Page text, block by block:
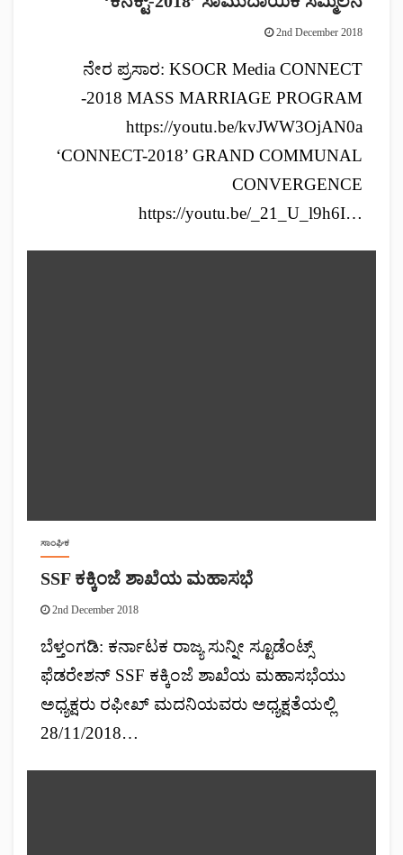
2nd December 2018
ನೇರ ಪ್ರಸಾರ: KSOCR Media CONNECT
-2018 MASS MARRIAGE PROGRAM
https://youtu.be/kvJWW3OjAN0a
‘CONNECT-2018’ GRAND COMMUNAL
CONVERGENCE
https://youtu.be/_21_U_l9h6I…
ಸಾಂಘಿಕ
SSF ಕಕ್ಕಿಂಜೆ ಶಾಖೆಯ ಮಹಾಸಭೆ
2nd December 2018
ಬೆಳ್ತಂಗಡಿ: ಕರ್ನಾಟಕ ರಾಜ್ಯ ಸುನ್ನೀ ಸ್ಟೂಡೆಂಟ್ಸ್
ಫೆಡರೇಶನ್ SSF ಕಕ್ಕಿಂಜೆ ಶಾಖೆಯ ಮಹಾಸಭೆಯು
ಅಧ್ಯಕ್ಷರು ರಫೀಖ್ ಮದನಿಯವರು ಅಧ್ಯಕ್ಷತೆಯಲ್ಲಿ
28/11/2018…